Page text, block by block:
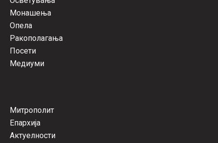
Монашења
Опела
Ракополагања
Посети
Медиуми
Митрополит
Епархија
Актуелности